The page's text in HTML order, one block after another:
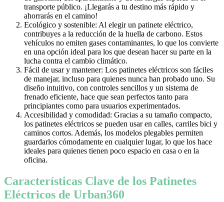
transporte público. ¡Llegarás a tu destino más rápido y
ahorrarás en el camino!
Ecológico y sostenible: Al elegir un patinete eléctrico,
contribuyes a la reducción de la huella de carbono. Estos
vehículos no emiten gases contaminantes, lo que los convierte
en una opción ideal para los que desean hacer su parte en la
lucha contra el cambio climático.
Fácil de usar y mantener: Los patinetes eléctricos son fáciles
de manejar, incluso para quienes nunca han probado uno. Su
diseño intuitivo, con controles sencillos y un sistema de
frenado eficiente, hace que sean perfectos tanto para
principiantes como para usuarios experimentados.
Accesibilidad y comodidad: Gracias a su tamaño compacto,
los patinetes eléctricos se pueden usar en calles, carriles bici y
caminos cortos. Además, los modelos plegables permiten
guardarlos cómodamente en cualquier lugar, lo que los hace
ideales para quienes tienen poco espacio en casa o en la
oficina.
Características Clave de los Patinetes
Eléctricos de Urban360